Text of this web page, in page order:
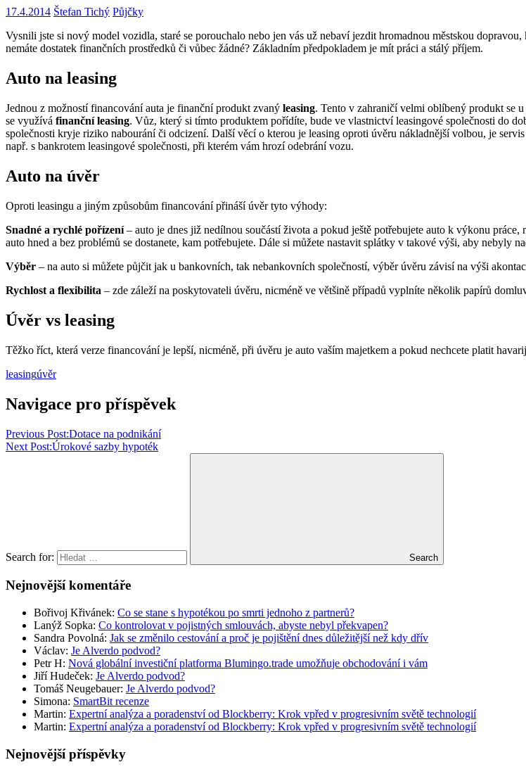
17.4.2014 Štefan Tichý Půjčky
Vysnili jste si nový model vozidla, staré se porouchalo nebo jen vás už nebaví jezdit hromadnou městskou dopravou,
nemáte dostatek finančních prostředků či vůbec žádné? Základním předpokladem je mít práci a stálý příjem.
Auto na leasing
Jednou z možností financování auta je finanční produkt zvaný leasing. Tento v zahraničí velmi oblíbený produkt se
se využívá finanční leasing. Vůz, který si tímto produktem pořídíte, bude ve vlastnictví leasingové společnosti do
společnosti kryje riziko nabourání či odcizení. Další věcí o kterou je leasing oproti úvěru nákladnější volbou, je
např. s bankrotem leasingové společnosti, při kterém vám hrozí odebrání vozu.
Auto na úvěr
Oproti leasingu a jiným způsobům financování přináší úvěr tyto výhody:
Snadné a rychlé pořízení– auto je dnes již nedílnou součástí života a pokud ještě potřebujete auto k výkonu
auto hned a bez problémů se dostanete, kam potřebujete. Dále si můžete nastavit splátky v takové výši, aby nebyly
Výběr – na auto si můžete půjčit jak u bankovních, tak nebankovních společností, výběr úvěru závisí na výši
Rychlost a flexibilita – zde záleží na poskytovateli úvěru, nicméně ve většině případů vyplníte několik papírů
Úvěr vs leasing
Těžko říct, která verze financování je lepší, nicméně, při úvěru je auto vaším majetkem a pokud nechcete platit
leasingúvěr
Navigace pro příspěvek
Previous Post:Dotace na podnikání
Next Post:Úrokové sazby hypoték
Search for: Search
Nejnovější komentáře
Bořivoj Křivánek: Co se stane s hypotékou po smrti jednoho z partnerů?
Lanýž Sopka: Co kontrolovat v pojistných smlouvách, abyste nebyl překvapen?
Sandra Povolná: Jak se změnilo cestování a proč je pojištění dnes důležitější než kdy dřív
Václav: Je Alverdo podvod?
Petr H: Nová globální investiční platforma Blumingo.trade umožňuje obchodování i vám
Jiří Hudeček: Je Alverdo podvod?
Tomáš Neugebauer: Je Alverdo podvod?
Simona: SmartBit recenze
Martin: Expertní analýza a poradenství od Blockberry: Krok vpřed v progresivním světě technologií
Martin: Expertní analýza a poradenství od Blockberry: Krok vpřed v progresivním světě technologií
Nejnovější příspěvky